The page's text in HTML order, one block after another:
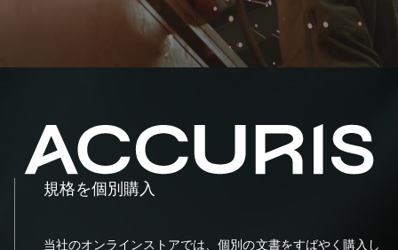
規格を個別購入
当社のオンラインストアでは、個別の文書をすばやく購入し